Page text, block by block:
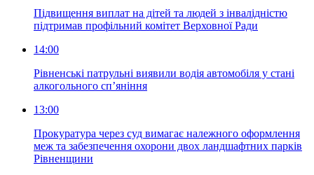
Підвищення виплат на дітей та людей з інвалідністю
підтримав профільний комітет Верховної Ради
14:00
Рівненські патрульні виявили водія автомобіля у стані
алкогольного сп’яніння
13:00
Прокуратура через суд вимагає належного оформлення
меж та забезпечення охорони двох ландшафтних парків
Рівненщини